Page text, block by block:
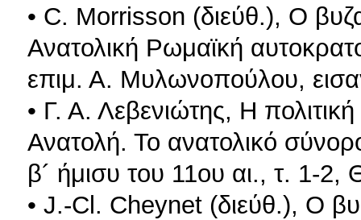
• C. Morrisson (διεύθ.), O
Ανατολική Ρωμαϊκή
επιμ. Α. Μυλωνοπούλου,
• Γ. Α. Λεβενιώτης, Η
Ανατολή. Το ανατολικό
β´ ήμισυ του 11ου αι., τ. 1-2,
• J.-Cl. Cheynet (διεύθ.), O